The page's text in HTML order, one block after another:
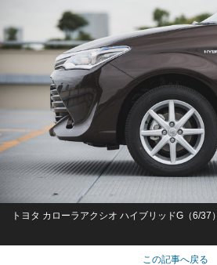
トヨタ カローラアクシオ ハイブリッドG（6/37）
この記事へ戻る